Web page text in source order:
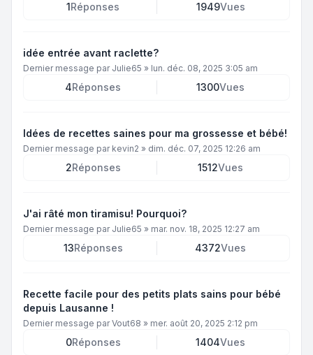
1Réponses 1949Vues
idée entrée avant raclette?
Dernier message par Julie65 » lun. déc. 08, 2025 3:05 am
4Réponses 1300Vues
Idées de recettes saines pour ma grossesse et bébé!
Dernier message par kevin2 » dim. déc. 07, 2025 12:26 am
2Réponses 1512Vues
J'ai râté mon tiramisu! Pourquoi?
Dernier message par Julie65 » mar. nov. 18, 2025 12:27 am
13Réponses 4372Vues
Recette facile pour des petits plats sains pour bébé
depuis Lausanne !
Dernier message parVout68 » mer. août 20, 2025 2:12 pm
0Réponses 1404Vues